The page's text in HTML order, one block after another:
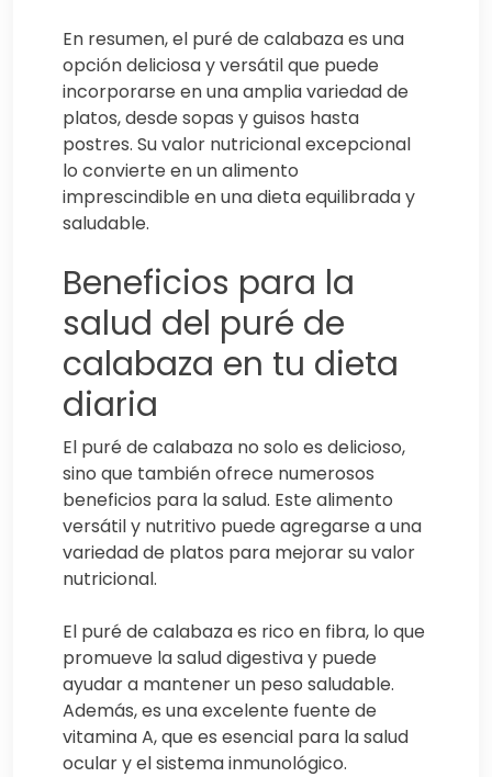
En resumen, el puré de calabaza es una
opción deliciosa y versátil que puede
incorporarse en una amplia variedad de
platos, desde sopas y guisos hasta
postres. Su valor nutricional excepcional
lo convierte en un alimento
imprescindible en una dieta equilibrada y
saludable.
Beneficios para la
salud del puré de
calabaza en tu dieta
diaria
El puré de calabaza no solo es delicioso,
sino que también ofrece numerosos
beneficios para la salud. Este alimento
versátil y nutritivo puede agregarse a una
variedad de platos para mejorar su valor
nutricional.
El puré de calabaza es rico en fibra, lo que
promueve la salud digestiva y puede
ayudar a mantener un peso saludable.
Además, es una excelente fuente de
vitamina A, que es esencial para la salud
ocular y el sistema inmunológico.